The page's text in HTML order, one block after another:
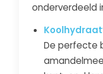
onderverdeeld
De perfecte